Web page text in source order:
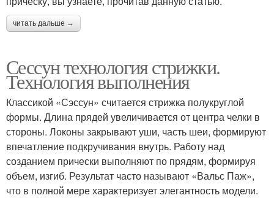
читать дальше →
Сессун технология стрижки.
Технология выполнения
Классикой «Сэссун» считается стрижка полукруглой
формы. Длина прядей увеличивается от центра челки в
стороны. Локоны закрывают уши, часть шеи, формируют
впечатление подкручивания внутрь. Работу над
созданием прически выполняют по прядям, формируя
объем, изгиб. Результат часто называют «Вальс Паж»,
что в полной мере характеризует элегантность модели.